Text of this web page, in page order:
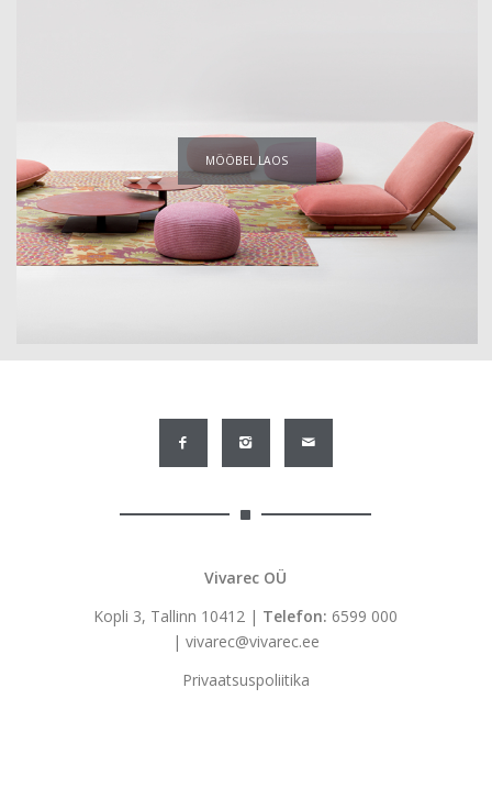
MÖÖBEL LAOS
Vivarec OÜ
Kopli 3, Tallinn 10412 | Telefon: 6599 000
| vivarec@vivarec.ee
Privaatsuspoliitika